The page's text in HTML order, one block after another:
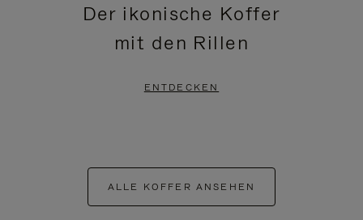
Der ikonische Koffer
mit den Rillen
ENTDECKEN
ALLE KOFFER ANSEHEN